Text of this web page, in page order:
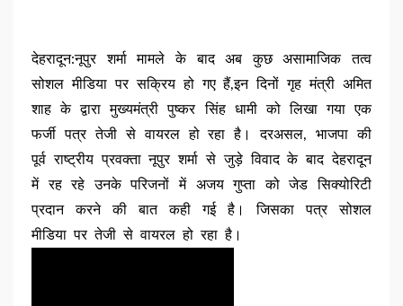
देहरादून:नूपुर शर्मा मामले के बाद अब कुछ असामाजिक तत्व
सोशल मीडिया पर सक्रिय हो गए हैं,इन दिनों गृह मंत्री अमित
शाह के द्वारा मुख्यमंत्री पुष्कर सिंह धामी को लिखा गया एक
फर्जी पत्र तेजी से वायरल हो रहा है। दरअसल, भाजपा की
पूर्व राष्ट्रीय प्रवक्ता नूपुर शर्मा से जुड़े विवाद के बाद देहरादून
में रह रहे उनके परिजनों में अजय गुप्ता को जेड सिक्योरिटी
प्रदान करने की बात कही गई है। जिसका पत्र सोशल
मीडिया पर तेजी से वायरल हो रहा है।